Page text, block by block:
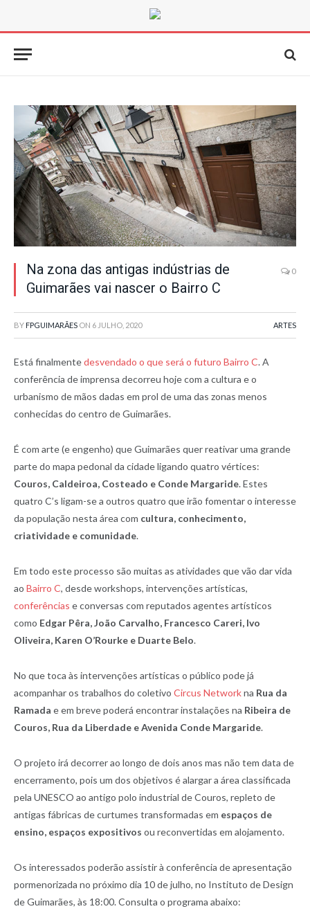
Na zona das antigas indústrias de
Guimarães vai nascer o Bairro C
0
BY FPGUIMARÃES ON 6 JULHO, 2020 ARTES
Está finalmentedesvendado o que será o futuro Bairro C. A
conferência de imprensa decorreu hoje com a cultura e o
urbanismo de mãos dadas em prol de uma das zonas menos
conhecidas do centro de Guimarães.
É com arte (e engenho) que Guimarães quer reativar uma grande
parte do mapa pedonal da cidade ligando quatro vértices:
Couros, Caldeiroa, Costeado e Conde Margaride. Estes
quatro C’s ligam-se a outros quatro que irão fomentar o interesse
da população nesta área com cultura, conhecimento,
criatividade e comunidade.
Em todo este processo são muitas as atividades que vão dar vida
ao Bairro C, desde workshops, intervenções artísticas,
conferências e conversas com reputados agentes artísticos
como Edgar Pêra, João Carvalho, Francesco Careri, Ivo
Oliveira, Karen O’Rourke e Duarte Belo.
No que toca às intervenções artísticas o público pode já
acompanhar os trabalhos do coletivo Circus Networkna Rua da
Ramada e em breve poderá encontrar instalações na Ribeira de
Couros, Rua da Liberdade e Avenida Conde Margaride.
O projeto irá decorrer ao longo de dois anos mas não tem data de
encerramento, pois um dos objetivos é alargar a área classificada
pela UNESCO ao antigo polo industrial de Couros, repleto de
antigas fábricas de curtumes transformadas em espaços de
ensino, espaços expositivos ou reconvertidas em alojamento.
Os interessados poderão assistir à conferência de apresentação
pormenorizada no próximo dia 10 de julho, no Instituto de Design
de Guimarães, às 18:00. Consulta o programa abaixo: